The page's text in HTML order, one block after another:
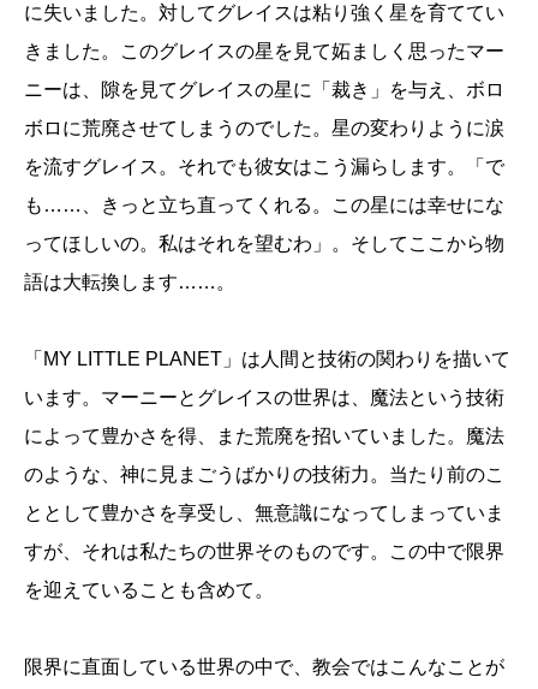
に失いました。対してグレイスは粘り強く星を育ててい
きました。このグレイスの星を見て妬ましく思ったマー
ニーは、隙を見てグレイスの星に「裁き」を与え、ボロ
ボロに荒廃させてしまうのでした。星の変わりように涙
を流すグレイス。それでも彼女はこう漏らします。「で
も……、きっと立ち直ってくれる。この星には幸せにな
ってほしいの。私はそれを望むわ」。そしてここから物
語は大転換します……。
「MY LITTLE PLANET」は人間と技術の関わりを描いて
います。マーニーとグレイスの世界は、魔法という技術
によって豊かさを得、また荒廃を招いていました。魔法
のような、神に見まごうばかりの技術力。当たり前のこ
ととして豊かさを享受し、無意識になってしまっていま
すが、それは私たちの世界そのものです。この中で限界
を迎えていることも含めて。
限界に直面している世界の中で、教会ではこんなことが